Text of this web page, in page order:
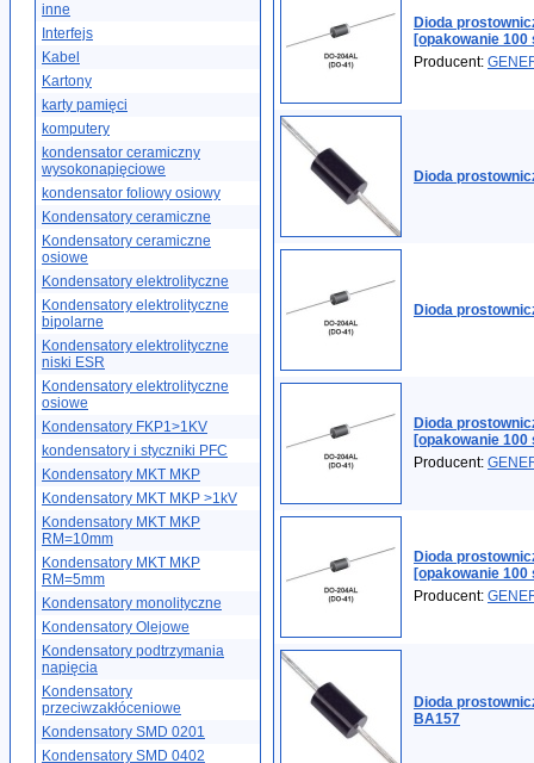
inne
Interfejs
Kabel
Kartony
karty pamięci
komputery
kondensator ceramiczny
wysokonapięciowe
kondensator foliowy osiowy
Kondensatory ceramiczne
Kondensatory ceramiczne
osiowe
Kondensatory elektrolityczne
Kondensatory elektrolityczne
bipolarne
Kondensatory elektrolityczne
niski ESR
Kondensatory elektrolityczne
osiowe
Kondensatory FKP1>1KV
kondensatory i styczniki PFC
Kondensatory MKT MKP
Kondensatory MKT MKP >1kV
Kondensatory MKT MKP
RM=10mm
Kondensatory MKT MKP
RM=5mm
Kondensatory monolityczne
Kondensatory Olejowe
Kondensatory podtrzymania
napięcia
Kondensatory
przeciwzakłóceniowe
Kondensatory SMD 0201
Kondensatory SMD 0402
Dioda
[opakowanie 100
Producent:
Dioda
Dioda
Dioda
[opakowanie 100
Producent:
Dioda
[opakowanie 100
Producent:
Dioda
BA157